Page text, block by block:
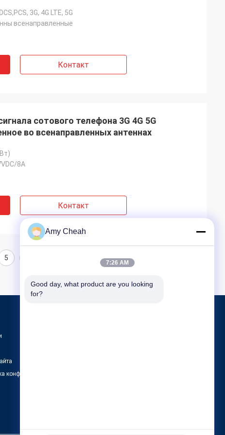
3G, 4G LTE, 5G
всенаправленные
Контакт
сотового телефона 3G 4G 5G
во всенаправленных антеннах
8A
Контакт
5
конфиденциальности
Amy Cheah
7:26 AM
Good day, what product are you looking
for?